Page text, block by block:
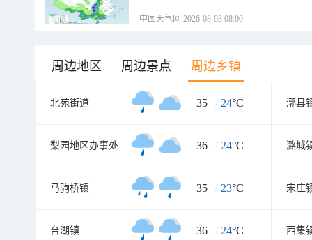
中国天气网 2026-08-03 08:00
周边地区 周边景点 周边乡镇
北苑街道 35 / 24°C 漷县
梨园地区办事处 36 / 24°C 潞城
马驹桥镇 35 / 23°C 宋庄
台湖镇 36 / 24°C 西集